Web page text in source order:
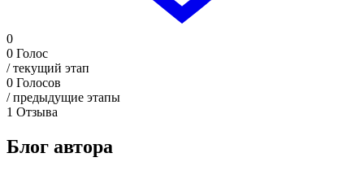
0
0 Голос
/ текущий этап
0 Голосов
/ предыдущие этапы
1 Отзыва
Блог автора